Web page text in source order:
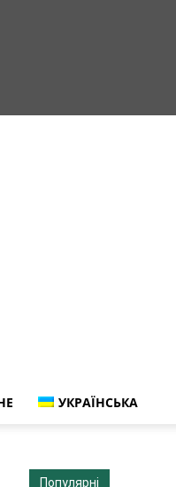
УКРАЇНСЬКА
Популярні